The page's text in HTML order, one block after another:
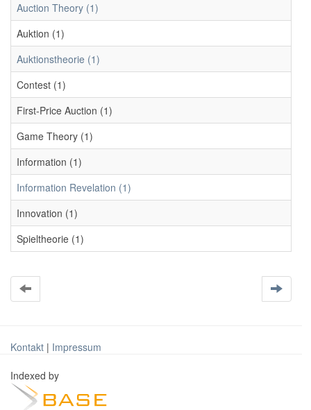
Auction Theory (1)
Auktion (1)
Auktionstheorie (1)
Contest (1)
First-Price Auction (1)
Game Theory (1)
Information (1)
Information Revelation (1)
Innovation (1)
Spieltheorie (1)
Kontakt | Impressum
Indexed by